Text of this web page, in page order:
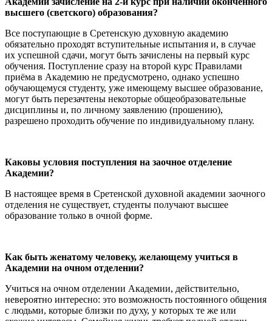
высшего (светского) образования?
Все поступающие в Сретенскую духовную академию
обязательно проходят вступительные испытания и, в случае
их успешной сдачи, могут быть зачислены на первый курс
обучения. Поступление сразу на второй курс Правилами
приёма в Академию не предусмотрено, однако успешно
обучающемуся студенту, уже имеющему высшее образование,
могут быть перезачтены некоторые общеобразовательные
дисциплины и, по личному заявлению (прошению),
разрешено проходить обучение по индивидуальному плану.
Каковы условия поступления на заочное отделение
Академии?
В настоящее время в Сретенской духовной академии заочного
отделения не существует, студенты получают высшее
образование только в очной форме.
Как быть женатому человеку, желающему учиться в
Академии на очном отделении?
Учиться на очном отделении Академии, действительно,
невероятно интересно: это возможность постоянного общения
с людьми, которые близки по духу, у которых те же или